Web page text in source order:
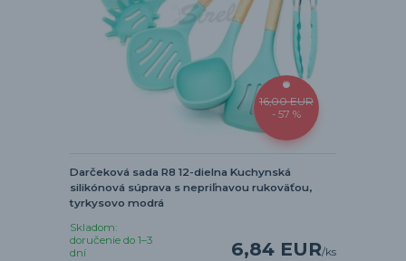
16,00 EUR
- 57 %
Darčeková sada R8 12-dielna Kuchynská
silikónová súprava s nepriľnavou rukoväťou,
tyrkysovo modrá
6,84 EUR/ks
Skladom:
doručenie do 1–3
dní